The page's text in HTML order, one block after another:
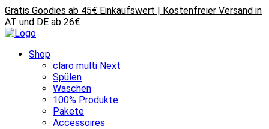
Gratis Goodies ab 45€ Einkaufswert | Kostenfreier Versand in
AT und DE ab 26€
Shop
claro multi Next
Spülen
Waschen
100% Produkte
Pakete
Accessoires